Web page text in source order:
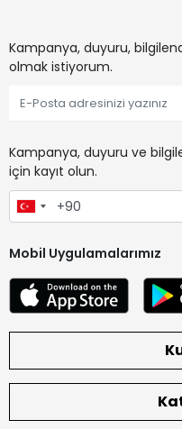
Kampanya, duyuru,
olmak istiyorum.
Kampanya, duyuru ve
için kayıt olun.
Mobil Uygulamalarımız